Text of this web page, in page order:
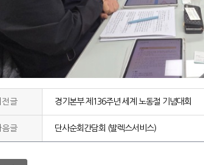
전글 경기본부 제136주년 세계 노동절 기념대회
음글 단사순회간담회 (발렉스서비스)